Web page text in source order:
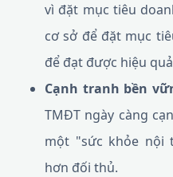
vì đặt mục tiêu
cơ sở để đặt mục
để đạt được hiệu
Cạnh tranh bền
TMĐT ngày càng
một "sức khỏe nội
hơn đối thủ.